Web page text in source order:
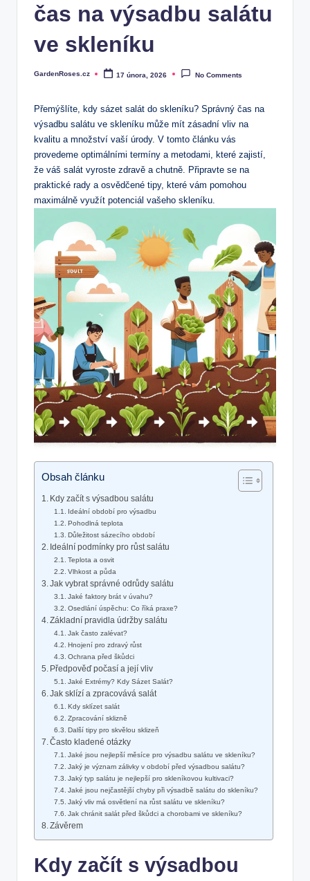
čas na výsadbu salátu
ve skleníku
Posted
GardenRoses.cz 17 února, 2026 No Comments
Přemýšlíte, kdy sázet salát do skleníku? Správný čas na
výsadbu salátu ve skleníku může mít zásadní vliv na
kvalitu a množství vaší úrody. V tomto článku vás
provedeme optimálními termíny a metodami, které zajistí,
že váš salát vyroste zdravě a chutně. Připravte se na
praktické rady a osvědčené tipy, které vám pomohou
maximálně využít potenciál vašeho skleníku.
Obsah článku
Kdy začít s výsadbou salátu
Ideální období pro výsadbu
Pohodlná teplota
Důležitost sázecího období
Ideální podmínky pro růst salátu
Teplota a osvit
Vlhkost a půda
Jak vybrat správné odrůdy salátu
Jaké faktory brát v úvahu?
Osedlání úspěchu: Co říká praxe?
Základní pravidla údržby salátu
Jak často zalévat?
Hnojení pro zdravý růst
Ochrana před škůdci
Předpověď počasí a její vliv
Jaké Extrémy? Kdy Sázet Salát?
Jak sklízí a zpracovává salát
Kdy sklízet salát
Zpracování sklizně
Další tipy pro skvělou sklizeň
Často kladené otázky
Jaké jsou nejlepší měsíce pro výsadbu salátu ve skleníku?
Jaký je význam zálivky v období před výsadbou salátu?
Jaký typ salátu je nejlepší pro skleníkovou kultivaci?
Jaké jsou nejčastější chyby při výsadbě salátu do skleníku?
Jaký vliv má osvětlení na růst salátu ve skleníku?
Jak chránit salát před škůdci a chorobami ve skleníku?
Závěrem
Kdy začít s výsadbou